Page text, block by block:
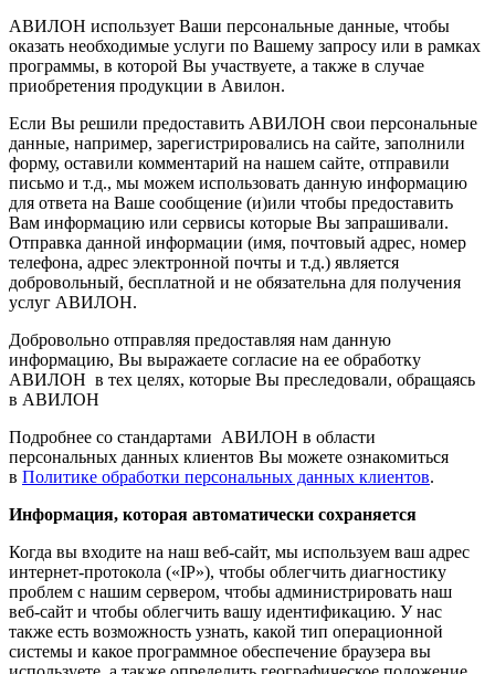
АВИЛОН использует Ваши персональные данные, чтобы
оказать необходимые услуги по Вашему запросу или в рамках
программы, в которой Вы участвуете, а также в случае
приобретения продукции в Авилон.
Если Вы решили предоставить АВИЛОН свои персональные
данные, например, зарегистрировались на сайте, заполнили
форму, оставили комментарий на нашем сайте, отправили
письмо и т.д., мы можем использовать данную информацию
для ответа на Ваше сообщение (и)или чтобы предоставить
Вам информацию или сервисы которые Вы запрашивали.
Отправка данной информации (имя, почтовый адрес, номер
телефона, адрес электронной почты и т.д.) является
добровольный, бесплатной и не обязательна для получения
услуг АВИЛОН.
Добровольно отправляя предоставляя нам данную
информацию, Вы выражаете согласие на ее обработку
АВИЛОН в тех целях, которые Вы преследовали, обращаясь
в АВИЛОН
Подробнее со стандартами АВИЛОН в области
персональных данных клиентов Вы можете ознакомиться
в Политике обработки персональных данных клиентов.
Информация, которая автоматически сохраняется
Когда вы входите на наш веб-сайт, мы используем ваш адрес
интернет-протокола («IP»), чтобы облегчить диагностику
проблем с нашим сервером, чтобы администрировать наш
веб-сайт и чтобы облегчить вашу идентификацию. У нас
также есть возможность узнать, какой тип операционной
системы и какое программное обеспечение браузера вы